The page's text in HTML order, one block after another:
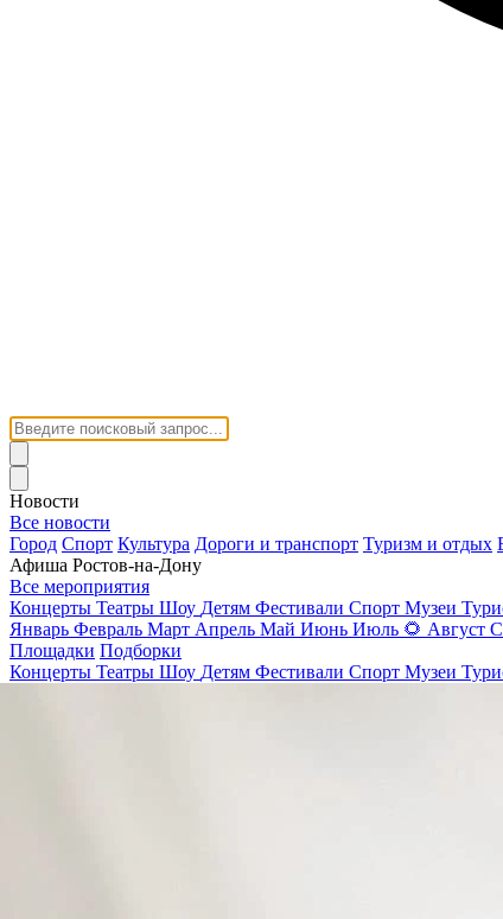
Новости
Все новости
Город Спорт Культура Дороги и транспорт Туризм и отдых
Афиша Ростов-на-Дону
Все мероприятия
Концерты Театры Шоу Детям Фестивали Спорт Музеи
Январь Февраль Март Апрель Май Июнь Июль 🌻 Август
Площадки Подборки
Концерты Театры Шоу Детям Фестивали Спорт Музеи